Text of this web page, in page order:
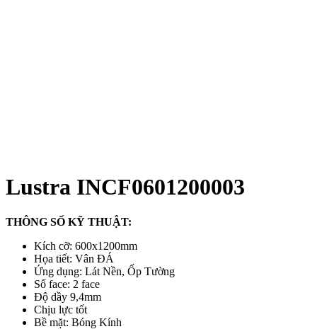
Lustra INCF0601200003
THÔNG SỐ KỸ THUẬT:
Kích cỡ: 600x1200mm
Họa tiết: Vân ĐÁ
Ứng dụng: Lát Nền, Ốp Tường
Số face: 2 face
Độ dầy 9,4mm
Chịu lực tốt
Bề mặt: Bóng Kính